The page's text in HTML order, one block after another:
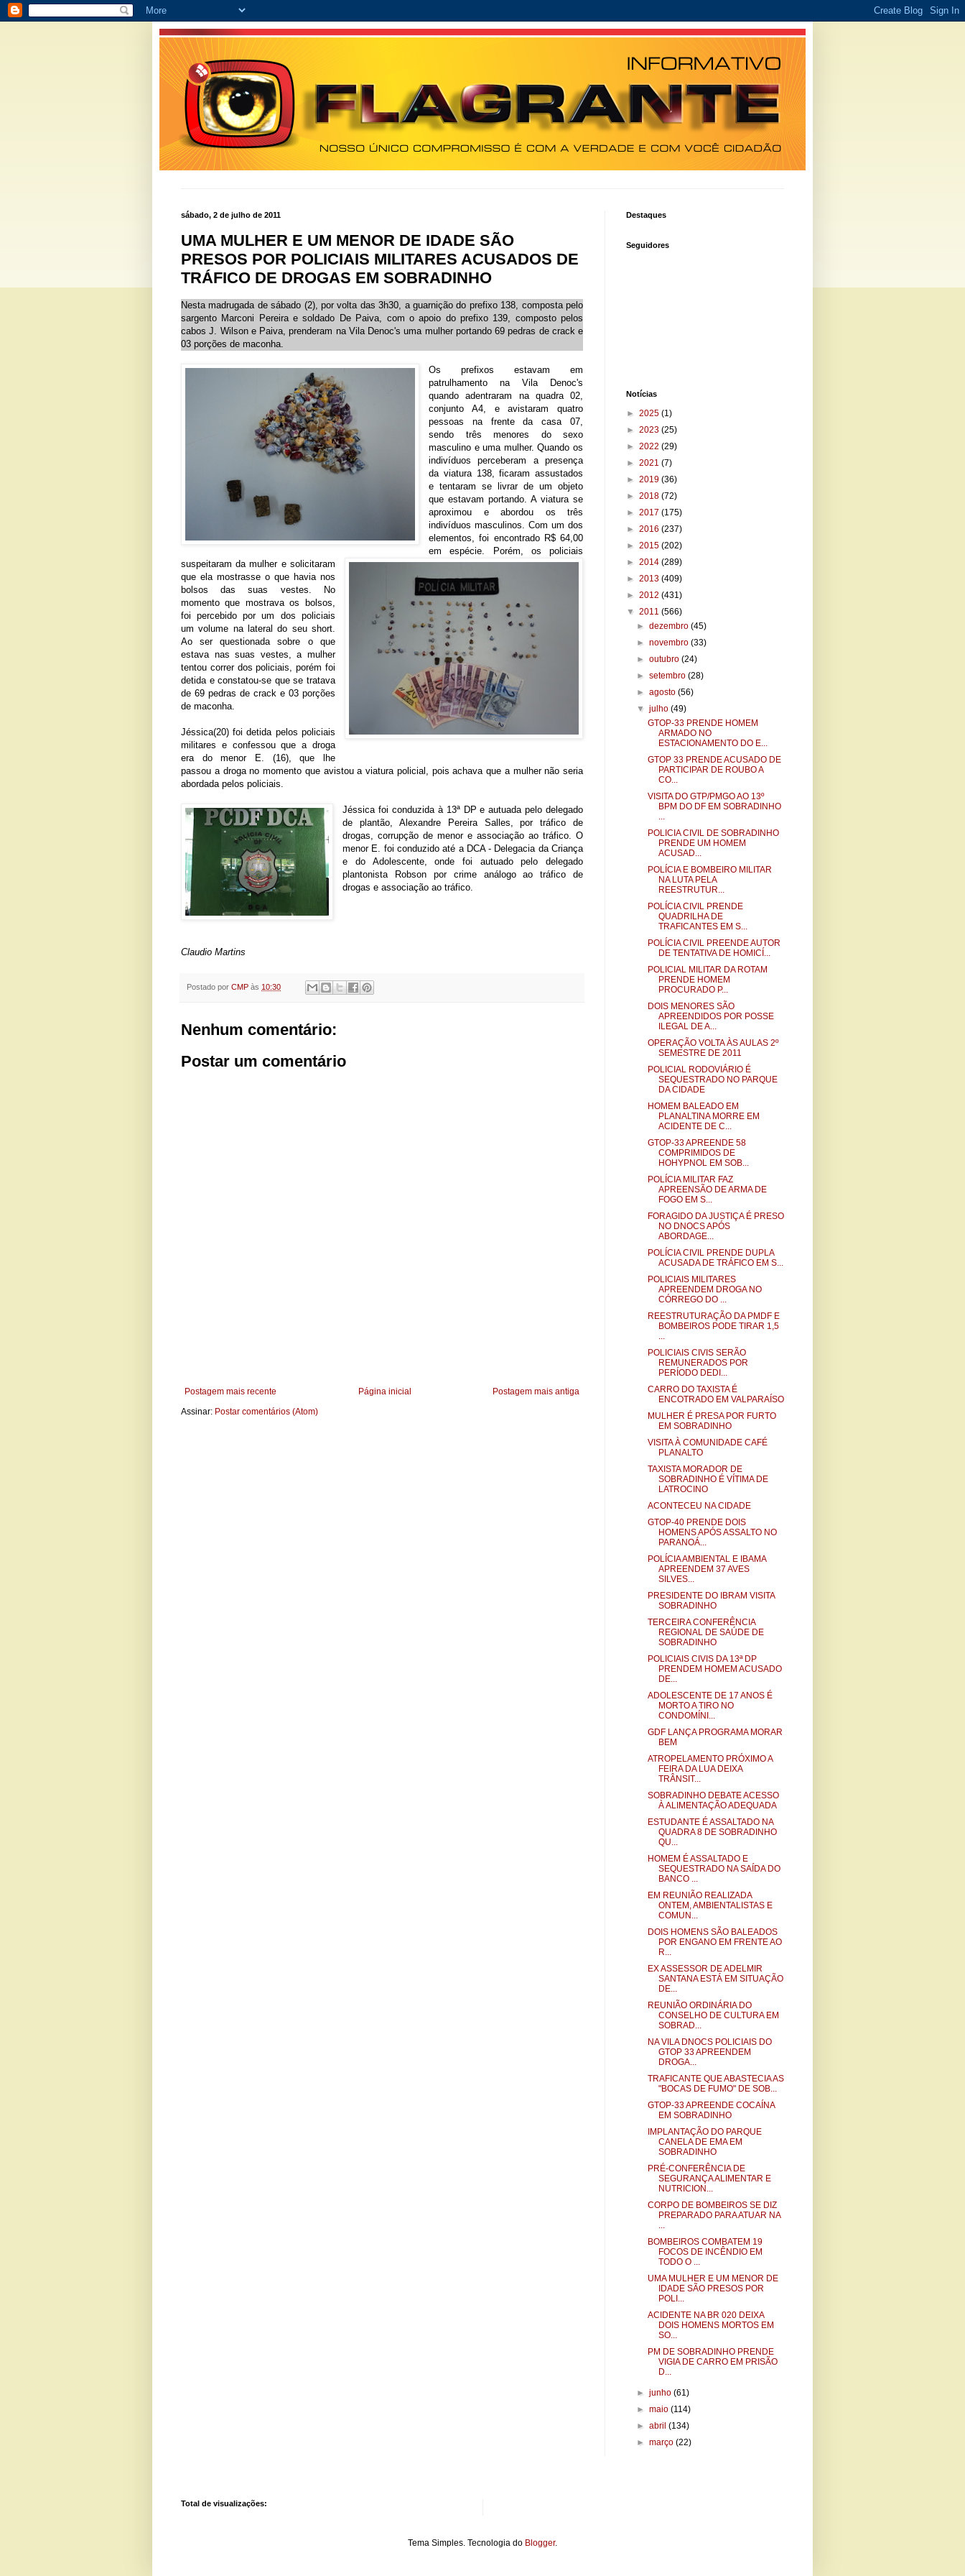
sábado, 2 de julho de 2011
UMA MULHER E UM MENOR DE IDADE SÃO
PRESOS POR POLICIAIS MILITARES ACUSADOS DE
TRÁFICO DE DROGAS EM SOBRADINHO
Nesta madrugada de sábado (2), por volta das 3h30, a guarnição do prefixo 138, composta pelo
sargento Marconi Pereira e soldado De Paiva, com o apoio do prefixo 139, composto pelos
cabos J. Wilson e Paiva, prenderam na Vila Denoc's uma mulher portando 69 pedras de crack e
03 porções de maconha.
Os prefixos estavam em
patrulhamento na Vila Denoc's
quando adentraram na quadra 02,
conjunto A4, e avistaram quatro
pessoas na frente da casa 07,
sendo três menores do sexo
masculino e uma mulher. Quando os
indivíduos perceberam a presença
da viatura 138, ficaram assustados
e tentaram se livrar de um objeto
que estavam portando. A viatura se
aproximou e abordou os três
indivíduos masculinos. Com um dos
elementos, foi encontrado R$ 64,00
em espécie. Porém, os policiais
suspeitaram da mulher e solicitaram
que ela mostrasse o que havia nos
bolsos das suas vestes. No
momento que mostrava os bolsos,
foi percebido por um dos policiais
um volume na lateral do seu short.
Ao ser questionada sobre o que
estava nas suas vestes, a mulher
tentou correr dos policiais, porém foi
detida e constatou-se que se tratava
de 69 pedras de crack e 03 porções
de maconha.
Jéssica(20) foi detida pelos policiais
militares e confessou que a droga
era do menor E. (16), que lhe
passou a droga no momento que avistou a viatura policial, pois achava que a mulher não seria
abordada pelos policiais.
Jéssica foi conduzida à 13ª DP e autuada pelo delegado
de plantão, Alexandre Pereira Salles, por tráfico de
drogas, corrupção de menor e associação ao tráfico. O
menor E. foi conduzido até a DCA - Delegacia da Criança
e do Adolescente, onde foi autuado pelo delegado
plantonista Robson por crime análogo ao tráfico de
drogas e associação ao tráfico.
Claudio Martins
Postado por CMP às 10:30
Nenhum comentário:
Postar um comentário
Postagem mais recente Postagem mais antiga
Página inicial
Assinar: Postar comentários (Atom)
Destaques
Seguidores
Notícias
► 2025 (1)
► 2023 (25)
► 2022 (29)
► 2021 (7)
► 2019 (36)
► 2018 (72)
► 2017 (175)
► 2016 (237)
► 2015 (202)
► 2014 (289)
► 2013 (409)
► 2012 (431)
▼ 2011 (566)
►dezembro(45)
►novembro(33)
►outubro(24)
►setembro(28)
►agosto(56)
▼julho(49)
GTOP-33 PRENDE HOMEM
ARMADO NO
ESTACIONAMENTO DO E...
GTOP 33 PRENDE ACUSADO DE
PARTICIPAR DE ROUBO A
CO...
VISITA DO GTP/PMGO AO 13º
BPM DO DF EM SOBRADINHO
...
POLICIA CIVIL DE SOBRADINHO
PRENDE UM HOMEM
ACUSAD...
POLÍCIA E BOMBEIRO MILITAR
NA LUTA PELA
REESTRUTUR...
POLÍCIA CIVIL PRENDE
QUADRILHA DE
TRAFICANTES EM S...
POLÍCIA CIVIL PREENDE AUTOR
DE TENTATIVA DE HOMICÍ...
POLICIAL MILITAR DA ROTAM
PRENDE HOMEM
PROCURADO P...
DOIS MENORES SÃO
APREENDIDOS POR POSSE
ILEGAL DE A...
OPERAÇÃO VOLTA ÀS AULAS 2º
SEMESTRE DE 2011
POLICIAL RODOVIÁRIO É
SEQUESTRADO NO PARQUE
DA CIDADE
HOMEM BALEADO EM
PLANALTINA MORRE EM
ACIDENTE DE C...
GTOP-33 APREENDE 58
COMPRIMIDOS DE
HOHYPNOL EM SOB...
POLÍCIA MILITAR FAZ
APREENSÃO DE ARMA DE
FOGO EM S...
FORAGIDO DA JUSTIÇA É PRESO
NO DNOCS APÓS
ABORDAGE...
POLÍCIA CIVIL PRENDE DUPLA
ACUSADA DE TRÁFICO EM S...
POLICIAIS MILITARES
APREENDEM DROGA NO
CÓRREGO DO ...
REESTRUTURAÇÃO DA PMDF E
BOMBEIROS PODE TIRAR 1,5
...
POLICIAIS CIVIS SERÃO
REMUNERADOS POR
PERÍODO DEDI...
CARRO DO TAXISTA É
ENCOTRADO EM VALPARAÍSO
MULHER É PRESA POR FURTO
EM SOBRADINHO
VISITA À COMUNIDADE CAFÉ
PLANALTO
TAXISTA MORADOR DE
SOBRADINHO É VÍTIMA DE
LATROCINO
ACONTECEU NA CIDADE
GTOP-40 PRENDE DOIS
HOMENS APÓS ASSALTO NO
PARANOÁ...
POLÍCIA AMBIENTAL E IBAMA
APREENDEM 37 AVES
SILVES...
PRESIDENTE DO IBRAM VISITA
SOBRADINHO
TERCEIRA CONFERÊNCIA
REGIONAL DE SAÚDE DE
SOBRADINHO
POLICIAIS CIVIS DA 13ª DP
PRENDEM HOMEM ACUSADO
DE...
ADOLESCENTE DE 17 ANOS É
MORTO A TIRO NO
CONDOMÍNI...
GDF LANÇA PROGRAMA MORAR
BEM
ATROPELAMENTO PRÓXIMO A
FEIRA DA LUA DEIXA
TRÂNSIT...
SOBRADINHO DEBATE ACESSO
À ALIMENTAÇÃO ADEQUADA
ESTUDANTE É ASSALTADO NA
QUADRA 8 DE SOBRADINHO
QU...
HOMEM É ASSALTADO E
SEQUESTRADO NA SAÍDA DO
BANCO ...
EM REUNIÃO REALIZADA
ONTEM, AMBIENTALISTAS E
COMUN...
DOIS HOMENS SÃO BALEADOS
POR ENGANO EM FRENTE AO
R...
EX ASSESSOR DE ADELMIR
SANTANA ESTÁ EM SITUAÇÃO
DE...
REUNIÃO ORDINÁRIA DO
CONSELHO DE CULTURA EM
SOBRAD...
NA VILA DNOCS POLICIAIS DO
GTOP 33 APREENDEM
DROGA...
TRAFICANTE QUE ABASTECIA AS
"BOCAS DE FUMO" DE SOB...
GTOP-33 APREENDE COCAÍNA
EM SOBRADINHO
IMPLANTAÇÃO DO PARQUE
CANELA DE EMA EM
SOBRADINHO
PRÉ-CONFERÊNCIA DE
SEGURANÇA ALIMENTAR E
NUTRICION...
CORPO DE BOMBEIROS SE DIZ
PREPARADO PARA ATUAR NA
...
BOMBEIROS COMBATEM 19
FOCOS DE INCÊNDIO EM
TODO O ...
UMA MULHER E UM MENOR DE
IDADE SÃO PRESOS POR
POLI...
ACIDENTE NA BR 020 DEIXA
DOIS HOMENS MORTOS EM
SO...
PM DE SOBRADINHO PRENDE
VIGIA DE CARRO EM PRISÃO
D...
►junho(61)
►maio(114)
►abril(134)
►março(22)
Total de visualizações:
Tema Simples. Tecnologia do Blogger.